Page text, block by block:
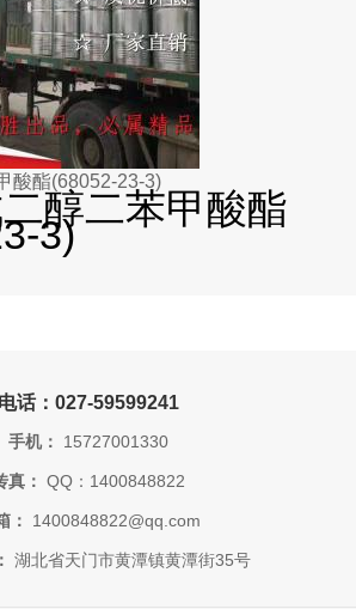
酸酯(68052-23-3)
醇二苯甲酸酯
3)
电话：027-59599241
手机： 15727001330
真： QQ：1400848822
： 1400848822@qq.com
湖北省天门市黄潭镇黄潭街35号